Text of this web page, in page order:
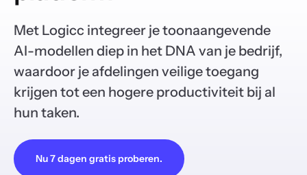
Met Logicc integreer je toonaangevende
AI-modellen diep in het DNA van je bedrijf,
waardoor je afdelingen veilige toegang
krijgen tot een hogere productiviteit bij al
hun taken.
Nu 7 dagen gratis proberen.